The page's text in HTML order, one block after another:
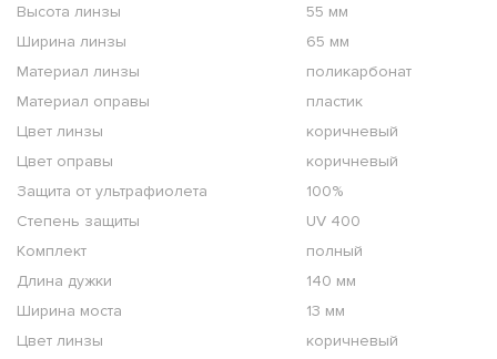
Высота линзы
55 мм
Ширина линзы
65 мм
Материал линзы
поликарбонат
Материал оправы
пластик
Цвет линзы
коричневый
Цвет оправы
коричневый
Защита от ультрафиолета
100%
Степень защиты
UV 400
Комплект
полный
Длина дужки
140 мм
Ширина моста
13 мм
Цвет линзы
коричневый